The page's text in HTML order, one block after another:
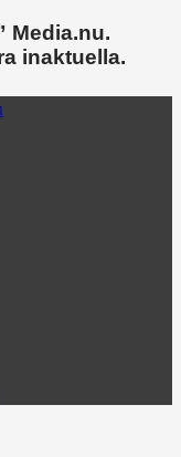
Media.nu.
inaktuella.